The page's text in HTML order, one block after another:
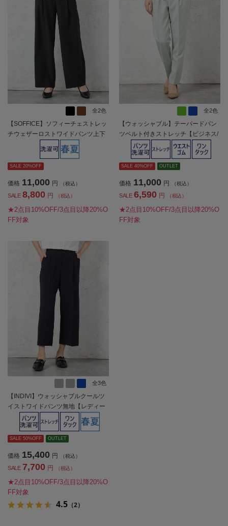
全2色
【SOFFICE】ソフィーチェストレッ
チウェザーロストワイドパンツ上下
ウォッシャブル春夏【レディース】
SALE 20%OFF
価格 11,000 円 （税込）
SALE 8,800 円 （税込）
★2点目10%OFF/3点目以降20%O
FF対象
全2色
【ウォッシャブル】テーパードパン
ツベルト付きストレッチ【ビジネス/
セレモニー】無地SOFFICE通年【レ
ディース】
SALE 40%OFF OUTLET
価格 11,000 円 （税込）
SALE 6,590 円 （税込）
★2点目10%OFF/3点目以降20%O
FF対象
全3色
【INDIVI】ウォッシャブルクールツ
イストワイドパンツ無地【レディー
SALE 50%OFF OUTLET
価格 15,400 円 （税込）
SALE 7,700 円 （税込）
★2点目10%OFF/3点目以降20%O
FF対象
4.5 （2）